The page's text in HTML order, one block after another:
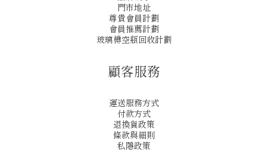
門市地址
尊貴會員計劃
會員推薦計劃
玻璃樽空瓶回收計劃
顧客服務
運送服務方式
付款方式
退換貨政策
條款與細則
私隱政策